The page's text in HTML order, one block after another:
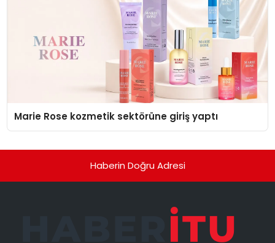
Marie Rose kozmetik sektörüne giriş yaptı
Haberin Doğru Adresi